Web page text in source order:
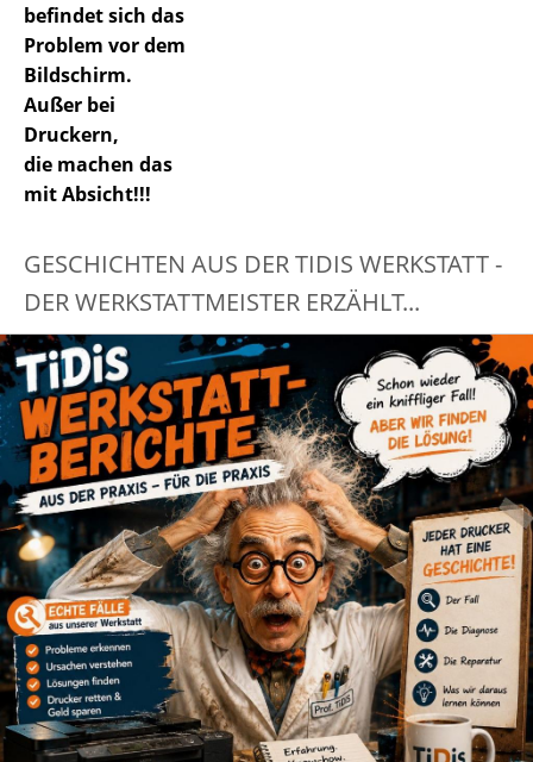
befindet sich das
Problem vor dem
Bildschirm.
Außer bei
Druckern,
die machen das
mit Absicht!!!
GESCHICHTEN AUS DER TIDIS WERKSTATT -
DER WERKSTATTMEISTER ERZÄHLT...